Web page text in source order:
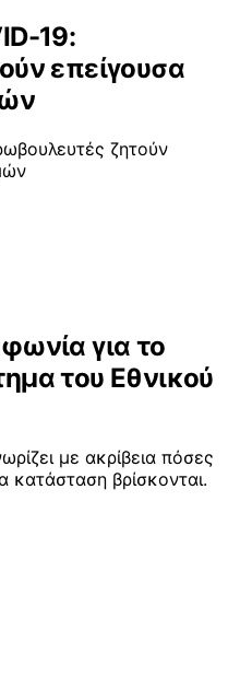
19:
επείγουσα
ζητούν
για το
του Εθνικού
με ακρίβεια πόσες
κατάσταση βρίσκονται.